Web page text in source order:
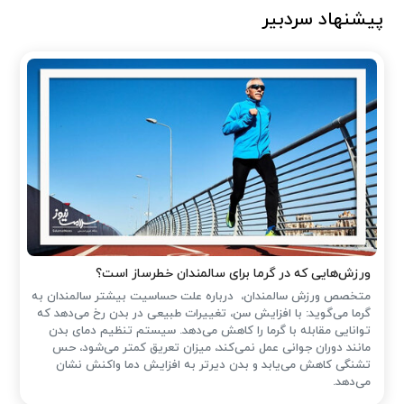
پیشنهاد سردبیر
ورزش‌هایی که در گرما برای سالمندان خطرساز است؟
متخصص ورزش سالمندان، درباره علت حساسیت بیشتر سالمندان به
گرما می‌گوید: با افزایش سن، تغییرات طبیعی در بدن رخ می‌دهد که
توانایی مقابله با گرما را کاهش می‌دهد. سیستم تنظیم دمای بدن
مانند دوران جوانی عمل نمی‌کند، میزان تعریق کمتر می‌شود، حس
تشنگی کاهش می‌یابد و بدن دیرتر به افزایش دما واکنش نشان
می‌دهد.